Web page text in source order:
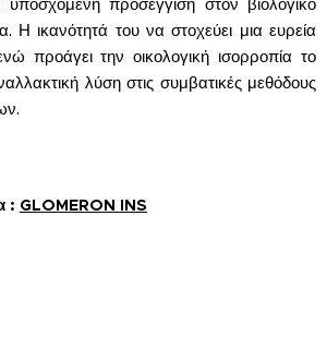
υποσχόμενη προσέγγιση στον βιολογικό
Η ικανότητά του να στοχεύει μια ευρεία
προάγει την οικολογική ισορροπία το
λύση στις συμβατικές μεθόδους
: GLOMERON INS